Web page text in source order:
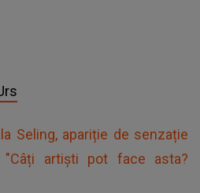
Seling, apariție de senzație
"Câți artiști pot face asta?